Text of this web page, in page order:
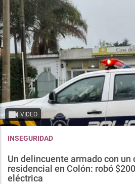
VIDEO
INSEGURIDAD
Un delincuente armado con un
residencial en Colón: robó
eléctrica